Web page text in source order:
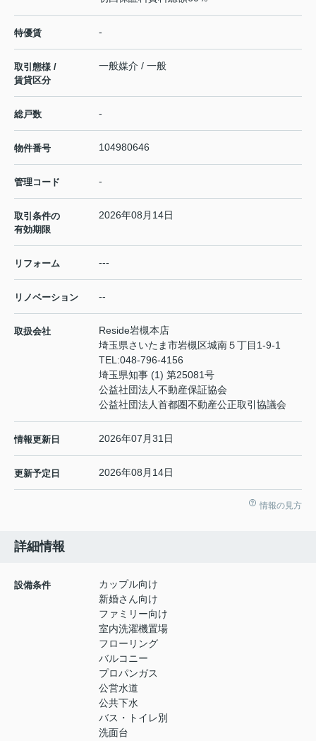
特優賃 -
取引態様 /
賃貸区分
一般媒介 / 一般
総戸数 -
物件番号 104980646
管理コード -
取引条件の
有効期限
2026年08月14日
リフォーム ---
リノベーション --
取扱会社
Reside岩槻本店
埼玉県さいたま市岩槻区城南５丁目1-9-1
TEL:048-796-4156
埼玉県知事 (1) 第25081号
公益社団法人不動産保証協会
公益社団法人首都圏不動産公正取引協議会
情報更新日 2026年07月31日
更新予定日 2026年08月14日
情報の見方
詳細情報
設備条件
カップル向け
新婚さん向け
ファミリー向け
室内洗濯機置場
フローリング
バルコニー
プロパンガス
公営水道
公共下水
バス・トイレ別
洗面台